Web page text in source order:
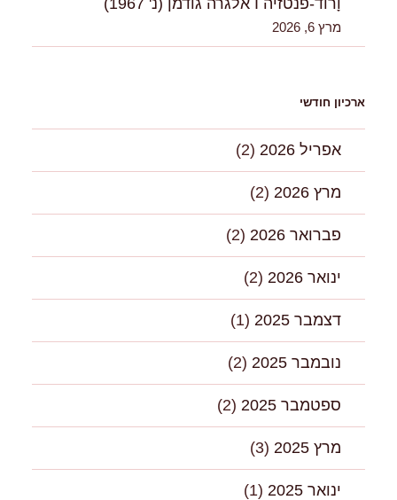
וָרוד-פנטזיה I אלגרה גודמן (נ' 1967)
מרץ 6, 2026
ארכיון חודשי
אפריל 2026 (2)
מרץ 2026 (2)
פברואר 2026 (2)
ינואר 2026 (2)
דצמבר 2025 (1)
נובמבר 2025 (2)
ספטמבר 2025 (2)
מרץ 2025 (3)
ינואר 2025 (1)